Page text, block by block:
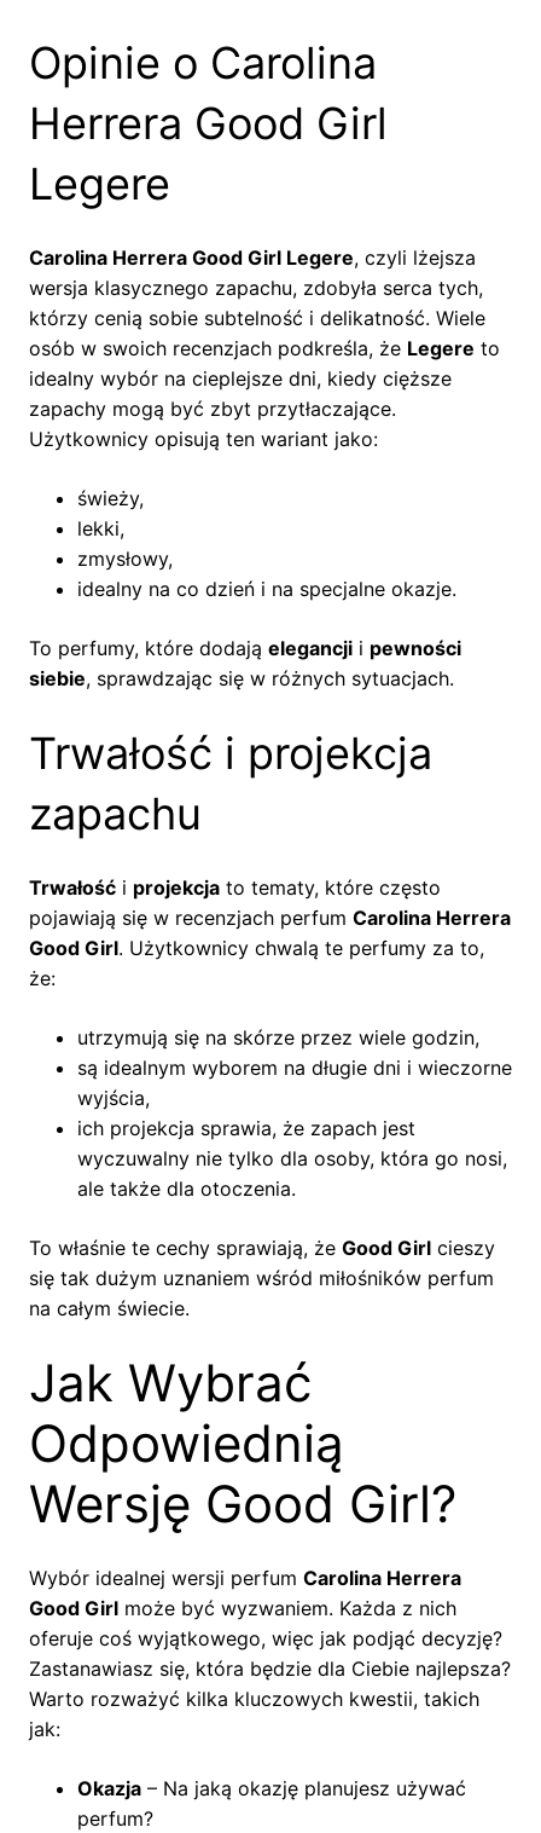
Opinie o Carolina
Herrera Good Girl
Legere
Carolina Herrera Good Girl Legere, czyli lżejsza
wersja klasycznego zapachu, zdobyła serca tych,
którzy cenią sobie subtelność i delikatność. Wiele
osób w swoich recenzjach podkreśla, że Legere to
idealny wybór na cieplejsze dni, kiedy cięższe
zapachy mogą być zbyt przytłaczające.
Użytkownicy opisują ten wariant jako:
świeży,
lekki,
zmysłowy,
idealny na co dzień i na specjalne okazje.
To perfumy, które dodają elegancji i pewności
siebie, sprawdzając się w różnych sytuacjach.
Trwałość i projekcja
zapachu
Trwałość i projekcja to tematy, które często
pojawiają się w recenzjach perfum Carolina Herrera
Good Girl. Użytkownicy chwalą te perfumy za to,
że:
utrzymują się na skórze przez wiele godzin,
są idealnym wyborem na długie dni i wieczorne
wyjścia,
ich projekcja sprawia, że zapach jest
wyczuwalny nie tylko dla osoby, która go nosi,
ale także dla otoczenia.
To właśnie te cechy sprawiają, że Good Girl cieszy
się tak dużym uznaniem wśród miłośników perfum
na całym świecie.
Jak Wybrać
Odpowiednią
Wersję Good Girl?
Wybór idealnej wersji perfum Carolina Herrera
Good Girl może być wyzwaniem. Każda z nich
oferuje coś wyjątkowego, więc jak podjąć decyzję?
Zastanawiasz się, która będzie dla Ciebie najlepsza?
Warto rozważyć kilka kluczowych kwestii, takich
jak:
Okazja – Na jaką okazję planujesz używać
perfum?